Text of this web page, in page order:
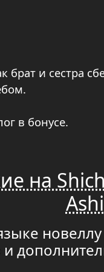
брат и сестра
в бонусе.
на
и